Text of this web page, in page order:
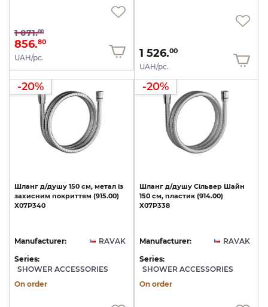
1 071.00
856.80
UAH/pc. 1 526.00
UAH/pc.
-20%
Шланг д/душу 150 см, метал із
захисним покриттям (915.00)
X07P340
Manufacturer:
RAVAK
Series:
SHOWER ACCESSORIES
On order
-20%
Шланг д/душу Сільвер Шайн
150 см, пластик (914.00)
X07P338
Manufacturer:
RAVAK
Series:
SHOWER ACCESSORIES
On order